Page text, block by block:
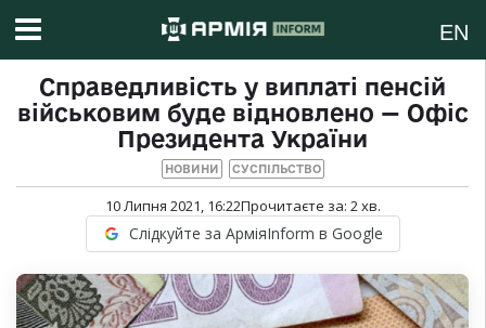
EN
Справедливість у виплаті пенсій
військовим буде відновлено — Офіс
Президента України
НОВИНИ СУСПІЛЬСТВО
10 Липня 2021, 16:22Прочитаєте за: 2хв.
Слідкуйте за АрміяInform в Google